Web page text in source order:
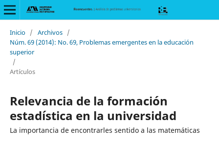
Inicio / Archivos /
Núm. 69 (2014): No. 69, Problemas emergentes en la educación
superior
/
Artículos
Relevancia de la formación
estadística en la universidad
La importancia de encontrarles sentido a las matemáticas